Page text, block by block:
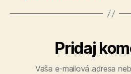
Pridaj
Vaša e-mailová adresa